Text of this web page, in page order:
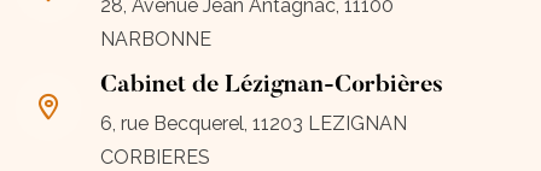
28, Avenue Jean Antagnac, 11100
NARBONNE
Cabinet de Lézignan-Corbières
6, rue Becquerel, 11203 LEZIGNAN
CORBIERES